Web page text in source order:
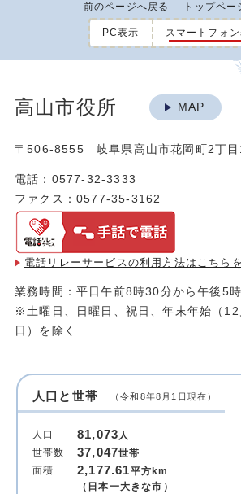
前のページへ戻る トップペー
PC表示 スマートフォ
高山市役所 MAP
〒506-8555 岐阜県高山市花岡町2丁
電話：0577-32-3333
ファクス：0577-35-3162
電話リレーサービスの利用方法は こちら
業務時間：平日午前8時30分から午後5
※土曜日、日曜日、祝日、年末年始（
日）を除く
人口と世帯 （令和8年8月1日現在）
人口 81,073人
世帯数
37,047世帯
面積
2,177.61平方km
（日本一大きな市）